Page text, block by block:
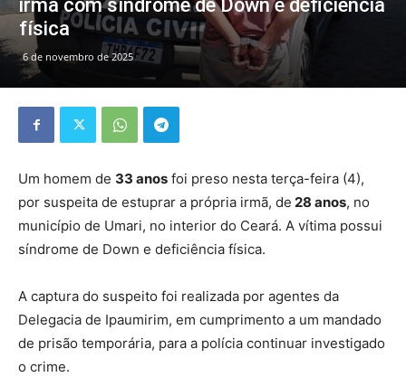
irmã com síndrome de Down e deficiência
física
6 de novembro de 2025
Um homem de 33 anos foi preso nesta terça-feira (4),
por suspeita de estuprar a própria irmã, de 28 anos, no
município de Umari, no interior do Ceará. A vítima possui
síndrome de Down e deficiência física.
A captura do suspeito foi realizada por agentes da
Delegacia de Ipaumirim, em cumprimento a um mandado
de prisão temporária, para a polícia continuar investigado
o crime.